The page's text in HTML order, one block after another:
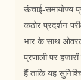
ऊंचाई-
कठोर प्रदर्शन
भार के साथ
प्रणाली पर
हैं ताकि यह